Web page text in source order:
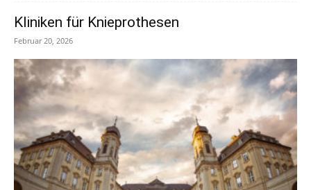
Kliniken für Knieprothesen
Februar 20, 2026